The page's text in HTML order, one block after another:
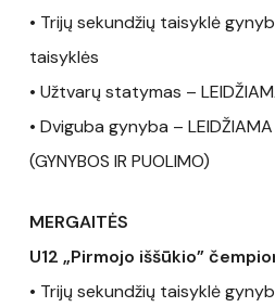
• Trijų sekundžių taisyklė
taisyklės
• Užtvarų statymas –
• Dviguba gynyba – LEIDŽIAMA
(GYNYBOS IR PUOLIMO)
MERGAITĖS
U12 „Pirmojo iššūkio”
• Trijų sekundžių taisyklė